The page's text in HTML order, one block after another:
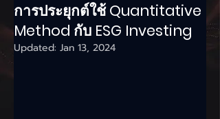
การประยุกต์ใช้ Quantitative
Method กับ ESG Investing
Updated: Jan 13, 2024